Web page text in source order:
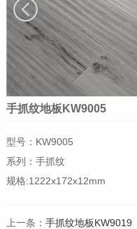
手抓纹地板KW9005
型号：KW9005
系列：手抓纹
规格:1222x172x12mm
上一条： 手抓纹地板KW9019